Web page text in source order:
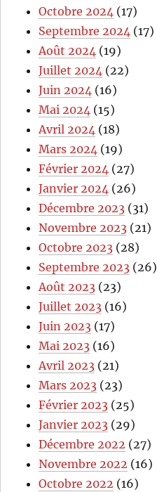
Octobre 2024 (17)
Septembre 2024 (17)
Août 2024 (19)
Juillet 2024 (22)
Juin 2024 (16)
Mai 2024 (15)
Avril 2024 (18)
Mars 2024 (19)
Février 2024 (27)
Janvier 2024 (26)
Décembre 2023 (31)
Novembre 2023 (21)
Octobre 2023 (28)
Septembre 2023 (26)
Août 2023 (23)
Juillet 2023 (16)
Juin 2023 (17)
Mai 2023 (16)
Avril 2023 (21)
Mars 2023 (23)
Février 2023 (25)
Janvier 2023 (29)
Décembre 2022 (27)
Novembre 2022 (16)
Octobre 2022 (16)